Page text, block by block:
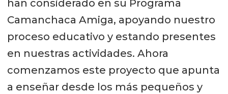
han considerado en su Programa
Camanchaca Amiga, apoyando nuestro
proceso educativo y estando presentes
en nuestras actividades. Ahora
comenzamos este proyecto que apunta
a enseñar desde los más pequeños y